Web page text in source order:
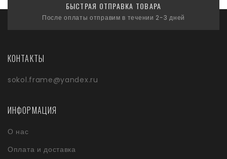
БЫСТРАЯ ОТПРАВКА ТОВАРА
После оплаты отправим в течении 2-3 дней
КОНТАКТЫ
sokol.frame@yandex.ru
ИНФОРМАЦИЯ
О нас
Оплата и доставка